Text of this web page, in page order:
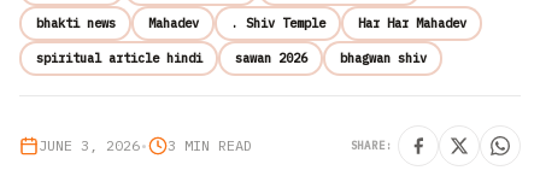
bhakti news Mahadev . Shiv Temple Har Har Mahadev
spiritual article hindi sawan 2026 bhagwan shiv
JUNE 3, 2026• 3 MIN READ SHARE: